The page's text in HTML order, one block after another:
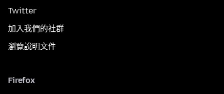
Twitter
加入我們的社群
瀏覽說明文件
Firefox